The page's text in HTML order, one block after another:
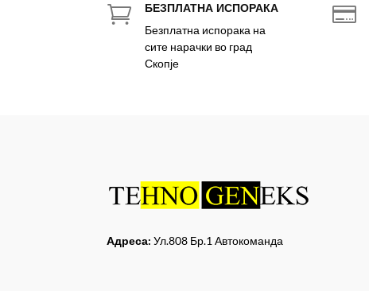
 БЕЗПЛАТНА ИСПОРАКА
Безплатна испорака на
сите нарачки во град
Скопје

Адреса: Ул.808 Бр.1 Автокоманда